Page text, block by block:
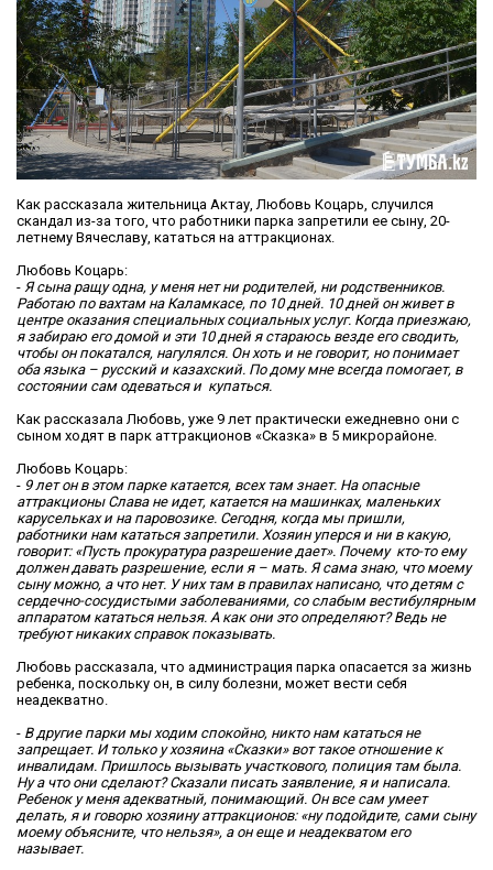
Как рассказала жительница Актау, Любовь Коцарь, случился
скандал из-за того, что работники парка запретили ее сыну, 20-
летнему Вячеславу, кататься на аттракционах.
Любовь Коцарь:
- Я сына ращу одна, у меня нет ни родителей, ни родственников.
Работаю по вахтам на Каламкасе, по 10 дней. 10 дней он живет в
центре оказания специальных социальных услуг. Когда приезжаю,
я забираю его домой и эти 10 дней я стараюсь везде его сводить,
чтобы он покатался, нагулялся. Он хоть и не говорит, но понимает
оба языка – русский и казахский. По дому мне всегда помогает, в
состоянии сам одеваться и купаться.
Как рассказала Любовь, уже 9 лет практически ежедневно они с
сыном ходят в парк аттракционов «Сказка» в 5 микрорайоне.
Любовь Коцарь:
- 9 лет он в этом парке катается, всех там знает. На опасные
аттракционы Слава не идет, катается на машинках, маленьких
карусельках и на паровозике. Сегодня, когда мы пришли,
работники нам кататься запретили. Хозяин уперся и ни в какую,
говорит: «Пусть прокуратура разрешение дает». Почему кто-то ему
должен давать разрешение, если я – мать. Я сама знаю, что моему
сыну можно, а что нет. У них там в правилах написано, что детям с
сердечно-сосудистыми заболеваниями, со слабым вестибулярным
аппаратом кататься нельзя. А как они это определяют? Ведь не
требуют никаких справок показывать.
Любовь рассказала, что администрация парка опасается за жизнь
ребенка, поскольку он, в силу болезни, может вести себя
неадекватно.
- В другие парки мы ходим спокойно, никто нам кататься не
запрещает. И только у хозяина «Сказки» вот такое отношение к
инвалидам. Пришлось вызывать участкового, полиция там была.
Ну а что они сделают? Сказали писать заявление, я и написала.
Ребенок у меня адекватный, понимающий. Он все сам умеет
делать, я и говорю хозяину аттракционов: «ну подойдите, сами сыну
моему объясните, что нельзя», а он еще и неадекватом его
называет.